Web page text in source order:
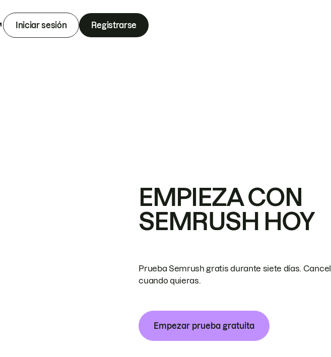
Iniciar sesión Registrarse
EMPIEZA CON
SEMRUSH HOY
Prueba Semrush gratis durante siete días.
cuando quieras.
Empezar prueba gratuita